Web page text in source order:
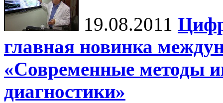
19.08.2011
главная новинка
«Современные методы
диагностики»